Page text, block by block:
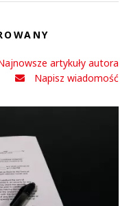
artykuły autora
Napisz wiadomość